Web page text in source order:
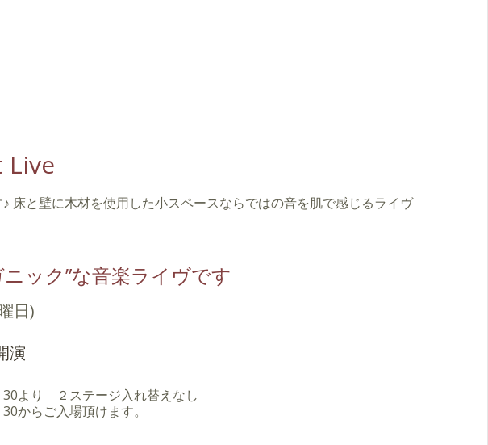
Live
床と壁に木材を使用した小スペースならではの音を肌で感じるライヴ
ック”な音楽ライヴです
日)
演
30より ２ステージ入れ替えなし
からご入場頂けます。